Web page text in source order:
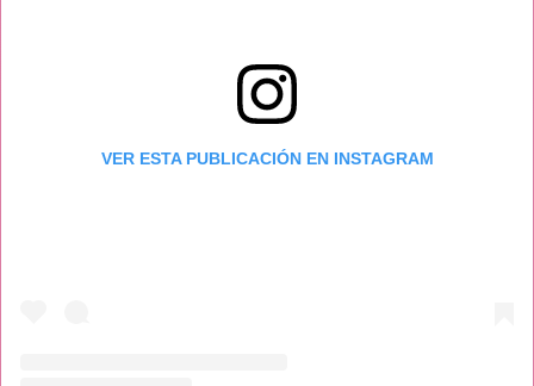
VER ESTA PUBLICACIÓN EN INSTAGRAM